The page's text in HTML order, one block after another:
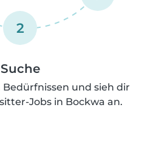
2
Suche
und sieh dir
Jobs in Bockwa an.